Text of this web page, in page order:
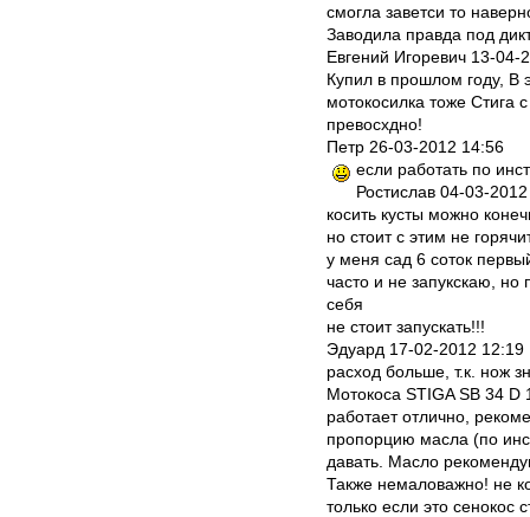
смогла заветси то
Заводила правда под
Евгений Игоревич 13-04-
Купил в прошлом году, В
мотокосилка тоже Стига
превосхдно!
Петр 26-03-2012 14:56
если работать по
Ростислав 04-03-
косить кусты можно
но стоит с этим не
у меня сад 6 соток
часто и не запукскаю, но
себя
не стоит запускать!!!
Эдуард 17-02-2012 12:19
расход больше, т.к. нож
Мотокоса STIGA SB 34 D
работает отлично,
пропорцию масла (по
давать. Масло
Также немаловажно! не
только если это сенокос